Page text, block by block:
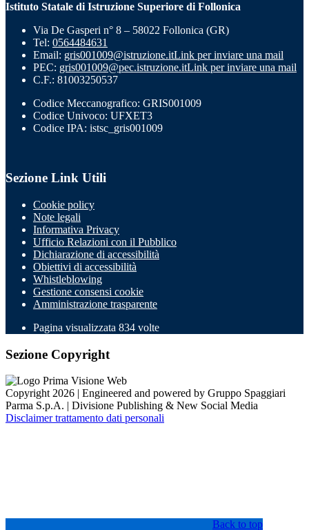
Istituto Statale di Istruzione Superiore di Follonica
Via De Gasperi n° 8 – 58022 Follonica (GR)
Tel: 0564484631
Email: gris001009@istruzione.itLink per inviare una mail
PEC: gris001009@pec.istruzione.itLink per inviare una mail
C.F.: 81003250537
Codice Meccanografico: GRIS001009
Codice Univoco: UFXET3
Codice IPA: istsc_gris001009
Sezione Link Utili
Cookie policy
Note legali
Informativa Privacy
Ufficio Relazioni con il Pubblico
Dichiarazione di accessibilità
Obiettivi di accessibilità
Whistleblowing
Gestione consensi cookie
Amministrazione trasparente
Pagina visualizzata 834 volte
Sezione Copyright
Copyright 2026 | Engineered and powered by Gruppo Spaggiari
Parma S.p.A. | Divisione Publishing & New Social Media
Disclaimer trattamento dati personali
Back to top